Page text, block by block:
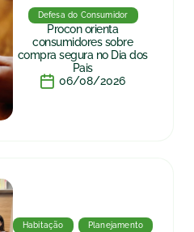
Defesa do Consumidor
Procon orienta
consumidores sobre
compra segura no Dia dos
Pais
06/08/2026
Habitação Planejamento